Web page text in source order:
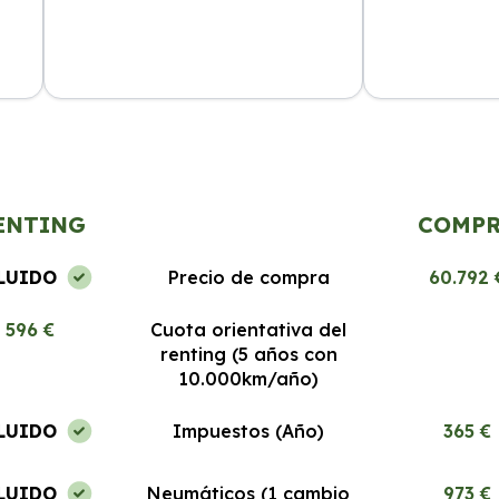
Precio de compra 60.792
596 €
Cuota orientativa del
renting (5 años con
10.000km/año)
Impuestos (Año) 365 €
Neumáticos (1 cambio
973 €